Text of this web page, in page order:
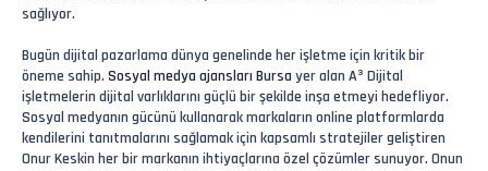
sağlıyor.
Bugün dijital pazarlama dünya genelinde her işletme için kritik bir
öneme sahip. Sosyal medya ajansları Bursa yer alan A³ Dijital
işletmelerin dijital varlıklarını güçlü bir şekilde inşa etmeyi hedefliyor.
Sosyal medyanın gücünü kullanarak markaların online platformlarda
kendilerini tanıtmalarını sağlamak için kapsamlı stratejiler geliştiren
Onur Keskin her bir markanın ihtiyaçlarına özel çözümler sunuyor. Onun